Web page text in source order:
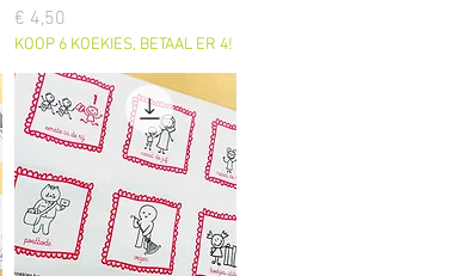
Prijs
€ 4,50
KOOP 6 KOEKIES, BETAAL ER 4!